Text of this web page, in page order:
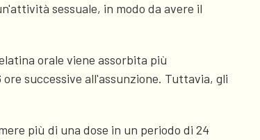
sessuale, in modo da avere il
orale viene assorbita più
successive all'assunzione. Tuttavia, gli
più di una dose in un periodo di 24